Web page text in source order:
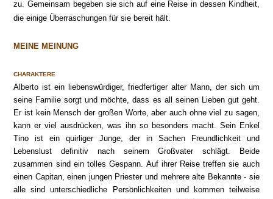
zu. Gemeinsam begeben sie sich auf eine Reise in dessen Kindheit,
die einige Überraschungen für sie bereit hält.
MEINE MEINUNG
CHARAKTERE
Alberto ist ein liebenswürdiger, friedfertiger alter Mann, der sich um
seine Familie sorgt und möchte, dass es all seinen Lieben gut geht.
Er ist kein Mensch der großen Worte, aber auch ohne viel zu sagen,
kann er viel ausdrücken, was ihn so besonders macht. Sein Enkel
Tino ist ein quirliger Junge, der in Sachen Freundlichkeit und
Lebenslust definitiv nach seinem Großvater schlägt. Beide
zusammen sind ein tolles Gespann. Auf ihrer Reise treffen sie auch
einen Capitan, einen jungen Priester und mehrere alte Bekannte - sie
alle sind unterschiedliche Persönlichkeiten und kommen teilweise